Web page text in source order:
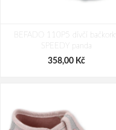
BEFADO 110P5 dívčí bačkorky
SPEEDY panda
358,00 Kč